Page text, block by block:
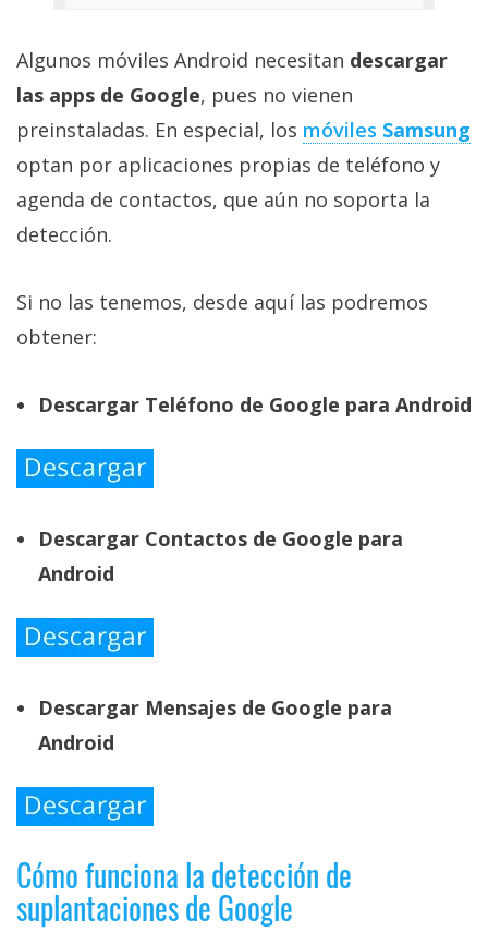
Algunos móviles Android necesitan descargar
las apps de Google, pues no vienen
preinstaladas. En especial, los móviles Samsung
optan por aplicaciones propias de teléfono y
agenda de contactos, que aún no soporta la
detección.
Si no las tenemos, desde aquí las podremos
obtener:
Descargar Teléfono de Google para Android
Descargar Contactos de Google para
Android
Descargar Mensajes de Google para
Android
Cómo funciona la detección de
suplantaciones de Google